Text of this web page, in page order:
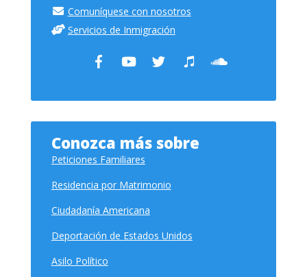
Comuníquese con nosotros
Servicios de Inmigración
Conozca más sobre
Peticiones Familiares
Residencia por Matrimonio
Ciudadanía Americana
Deportación de Estados Unidos
Asilo Político